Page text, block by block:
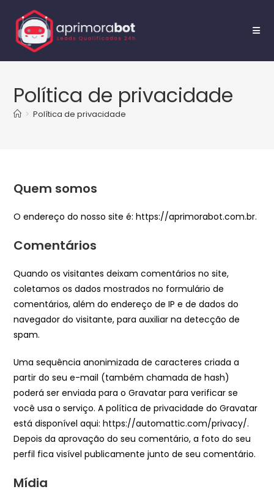
Política de privacidade
> Política de privacidade
Quem somos
O endereço do nosso site é: https://aprimorabot.com.br.
Comentários
Quando os visitantes deixam comentários no site,
coletamos os dados mostrados no formulário de
comentários, além do endereço de IP e de dados do
navegador do visitante, para auxiliar na detecção de
spam.
Uma sequência anonimizada de caracteres criada a
partir do seu e-mail (também chamada de hash)
poderá ser enviada para o Gravatar para verificar se
você usa o serviço. A política de privacidade do Gravatar
está disponível aqui: https://automattic.com/privacy/.
Depois da aprovação do seu comentário, a foto do seu
perfil fica visível publicamente junto de seu comentário.
Mídia